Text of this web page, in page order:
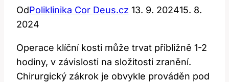
OdPoliklinika Cor Deus.cz 13. 9. 202415. 8.
2024
Operace klíční kosti může trvat přibližně 1-2
hodiny, v závislosti na složitosti zranění.
Chirurgický zákrok je obvykle prováděn pod